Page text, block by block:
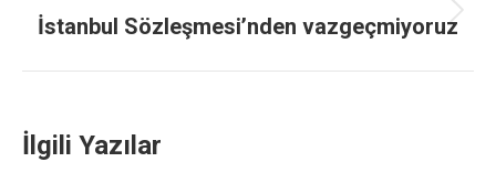
İstanbul Sözleşmesi’nden vazgeçmiyoruz
İlgili Yazılar